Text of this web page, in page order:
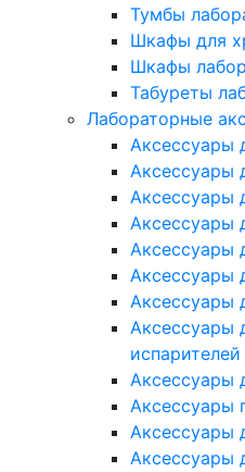
Тумбы
Шкафы для
Шкафы
Табуреты
Лабораторные
Аксессуары
Аксессуары
Аксессуары
Аксессуары
Аксессуары
Аксессуары
Аксессуары
Аксессуары
испарителей
Аксессуары
Аксессуары
Аксессуары
Аксессуары